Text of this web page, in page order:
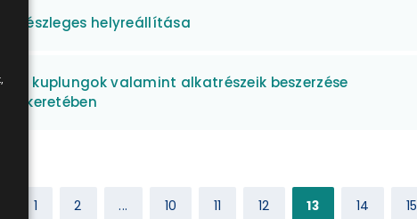
részleges helyreállítása
kuplungok valamint alkatrészeik beszerzése
keretében
1 2 ... 10 11 12 13 14 15